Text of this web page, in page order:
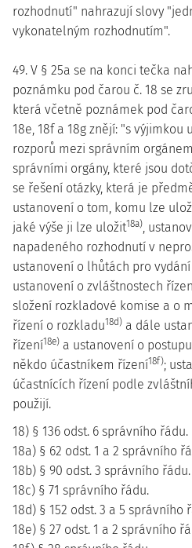
rozhodnutí" nahrazují slovy
vykonatelným rozhodnutím".
49. V § 25a se na konci tečka
poznámku pod čarou č. 18 se
která včetně poznámek pod
18e, 18f a 18g znějí: "s výjimkou
rozporů mezi správním
správními orgány, které jsou
se řešení otázky, která je
ustanovení o tom, komu lze
jaké výše ji lze uložit18a),
napadeného rozhodnutí v
ustanovení o lhůtách pro
ustanovení o zvláštnostech
složení rozkladové komise a o
řízení o rozkladu18d) a dále
řízení18e) a ustanovení o
někdo účastníkem řízení18f);
účastnících řízení podle
použijí.
18) § 136 odst. 6 správního řádu.
18a) § 62 odst. 1 a 2 správního
18b) § 90 odst. 3 správního řádu.
18c) § 71 správního řádu.
18d) § 152 odst. 3 a 5 správního
18e) § 27 odst. 1 a 2 správního